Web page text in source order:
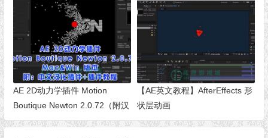
AE 2D动力学插件 Motion
Boutique Newton 2.0.72（附汉
化+教程）
【AE英文教程】AfterEffects 形
状层动画